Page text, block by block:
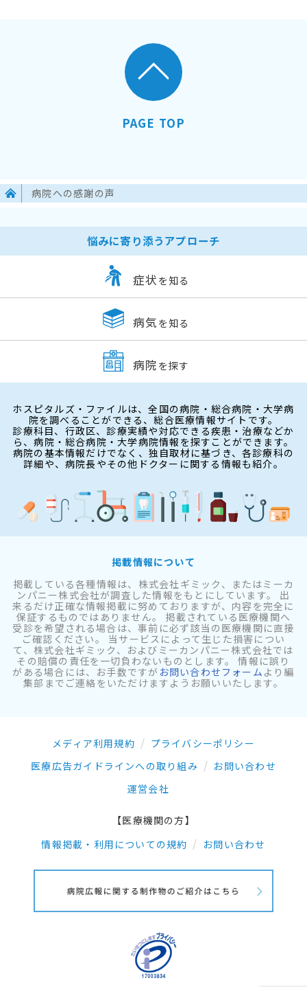
PAGE TOP
病院への感謝の声
悩みに寄り添うアプローチ
症状 を知る
病気 を知る
病院 を探す
ホスピタルズ・ファイルは、全国の病院・総合病院・大学病
院を調べることができる、総合医療情報サイトです。
診療科目、行政区、診療実績や対応できる疾患・治療などか
ら、病院・総合病院・大学病院情報を探すことができます。
病院の基本情報だけでなく、独自取材に基づき、各診療科の
詳細や、病院長やその他ドクターに関する情報も紹介。
掲載情報について
掲載している各種情報は、株式会社ギミック、またはミーカ
ンパニー株式会社が調査した情報をもとにしています。 出
来るだけ正確な情報掲載に努めておりますが、内容を完全に
保証するものではありません。 掲載されている医療機関へ
受診を希望される場合は、事前に必ず該当の医療機関に直接
ご確認ください。 当サービスによって生じた損害につい
て、株式会社ギミック、およびミーカンパニー株式会社では
その賠償の責任を一切負わないものとします。 情報に誤り
がある場合には、お手数ですが お問い合わせフォーム より編
集部までご連絡をいただけますようお願いいたします。
メディア利用規約
プライバシーポリシー
医療広告ガイドラインへの取り組み
お問い合わせ
運営会社
【医療機関の方】
情報掲載・利用についての規約
お問い合わせ